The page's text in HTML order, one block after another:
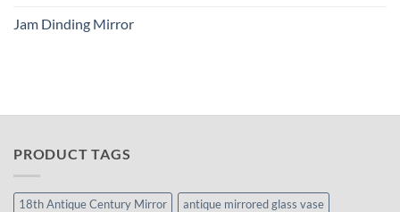
Jam Dinding Mirror
PRODUCT TAGS
18th Antique Century Mirror
antique mirrored glass vase